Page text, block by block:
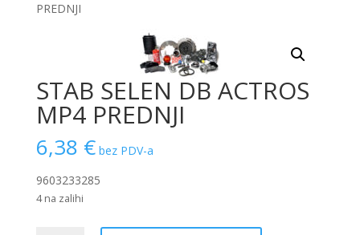
PREDNJI
STAB SELEN DB ACTROS
MP4 PREDNJI
6,38 € bez PDV-a
9603233285
4 na zalihi